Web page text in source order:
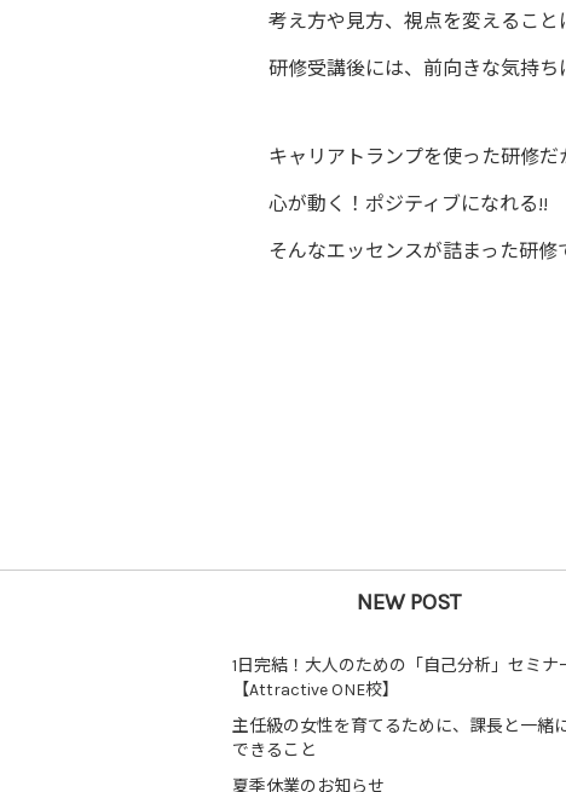
考え方や見方、視点を変えること
研修受講後には、前向きな気持ち
キャリアトランプを使った研修だ
心が動く！ポジティブになれる!!
そんなエッセンスが詰まった研修
NEW POST
1日完結！大人のための「自己分析」セミナ
【Attractive ONE校】
主任級の女性を育てるために、課長と一緒
できること
夏季休業のお知らせ